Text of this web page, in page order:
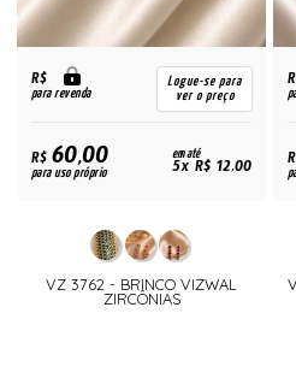
R$
para revenda
Logue-se para
ver o preço
R$60,00
para uso próprio
em até
5x R$ 12,00
VZ 3762 - BRINCO VIZWAL
ZIRCÔNIAS